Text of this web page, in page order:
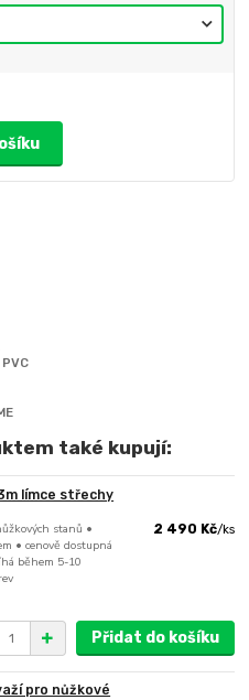
PVC
také kupují:
límce střechy
stanů •
• cenově dostupná
během 5-10
2 490 Kč/ks
Přidat do košíku
pro nůžkové